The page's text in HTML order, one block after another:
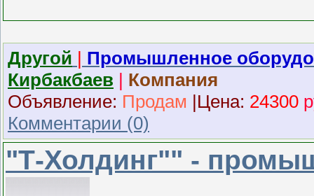
Другой | Промышленное
Кирбакбаев | Компания
Объявление: Продам |Цена: 24300
Комментарии (0)
"Т-Холдинг"" -